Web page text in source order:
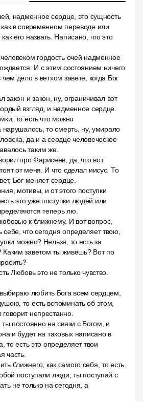
надменное сердце, это сущность
как в современном переводе или
его назвать. Написано, что это
гордость очей надменное
И с этим состоянием ничего
дело в ветхом завете, когда Бог
закон и закон, ну, ограничивал вот
взгляд, и надменное сердце.
то есть что можно
нарушалось, то смерть, ну, умирало
да и а сердце человеческое
таким же.
про Фарисеев, да, что вот
от меня. И что сделал иисус. То
Бог меняет сердце.
мотивы, и от этого поступки
это уже поступки людей или
теперь лю.
к ближнему. И вот вопрос,
себе, что сегодня определяет твою,
можно? Нельзя, то есть за
Каким заветом ты живёшь? Вот по
Любовь это не только чувство.
любить Бога всем сердцем,
то есть вспоминать об этом,
непрестанно.
ты постоянно на связи с Богом, и
и будет на таковых написано в
то есть это определяет твои
часть.
ближнего, как самого себя, то есть
поступали люди, ты поступай с
не только на сегодня, а